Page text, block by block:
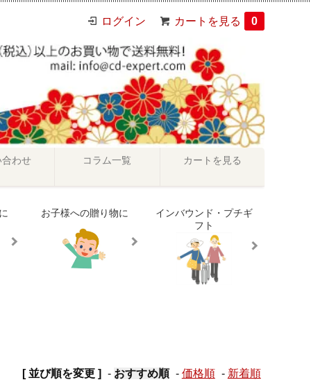
ログイン カートを見る 0
わせ コラム一覧 カートを見る
お子様への贈り物に
インバウンド・プチギ
フト
[ 並び順を変更 ] - おすすめ順 - 価格順 - 新着順